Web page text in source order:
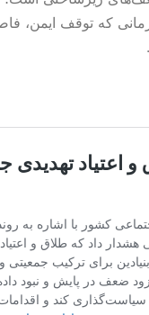
که توقف ایمن،